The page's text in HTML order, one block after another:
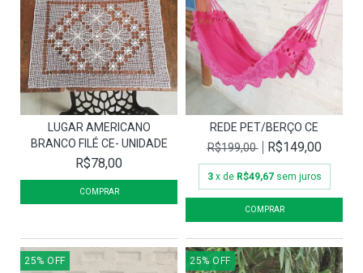
LUGAR AMERICANO
BRANCO FILÉ CE- UNIDADE
R$78,00
REDE PET/BERÇO CE
R$199,00
R$149,00
3 x de R$49,67 sem juros
25% OFF 25% OFF